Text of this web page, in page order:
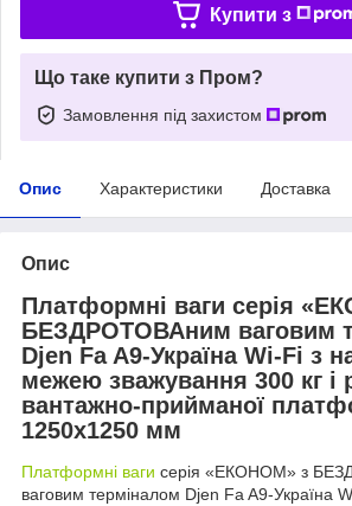
Купити з
Що таке купити з Пром?
Замовлення під захистом
Опис Характеристики Доставка
Опис
Платформні ваги серія
БЕЗДРОТОВАним ваговим
Djen Fa A9-Україна Wi-Fi з
межею зважування 300 кг і
вантажно-прийманої
1250х1250 мм
Платформні ваги серія «ЕКОНОМ» з
ваговим терміналом Djen Fa A9-Україна